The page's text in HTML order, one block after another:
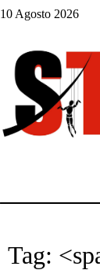
10 Agosto 2026
Tag: